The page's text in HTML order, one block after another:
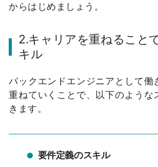
からはじめましょう。
2.キャリアを重ねること
キル
バックエンドエンジニアとして働
重ねていくことで、以下のような
きます。
要件定義のスキル